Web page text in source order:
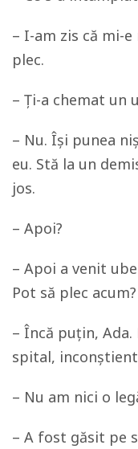
– I-am zis că mi-e
plec.
– Ți-a chemat un
– Nu. Își punea
eu. Stă la un
jos.
– Apoi?
– Apoi a venit
Pot să plec acum?
– Încă puțin,
spital,
– Nu am nici o
– A fost găsit pe